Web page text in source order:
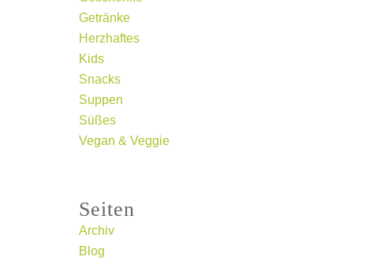
Getränke
Herzhaftes
Kids
Snacks
Suppen
Süßes
Vegan & Veggie
Seiten
Archiv
Blog